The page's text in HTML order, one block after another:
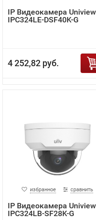
IP Видеокамера Uniview
IPC324LE-DSF40K-G
4 252,82 руб.
избранное сравнить
IP Видеокамера Uniview
IPC324LB-SF28K-G